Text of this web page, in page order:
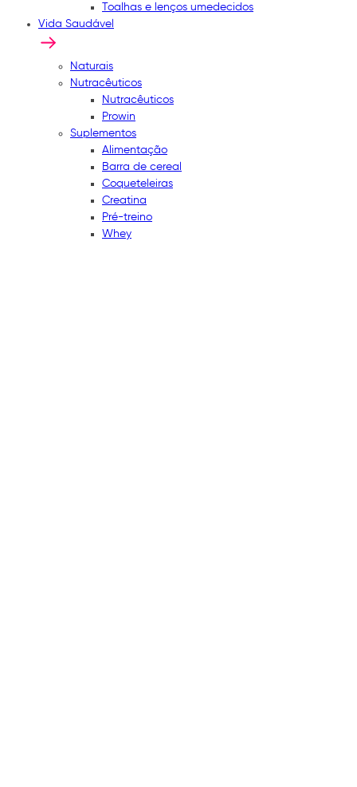
Toalhas e lenços umedecidos
Vida Saudável
Naturais
Nutracêuticos
Nutracêuticos
Prowin
Suplementos
Alimentação
Barra de cereal
Coqueteleiras
Creatina
Pré-treino
Whey